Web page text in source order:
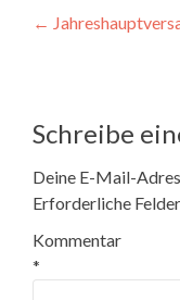
←
Schreibe
Deine E-Mail-
Erforderliche
Kommentar
*